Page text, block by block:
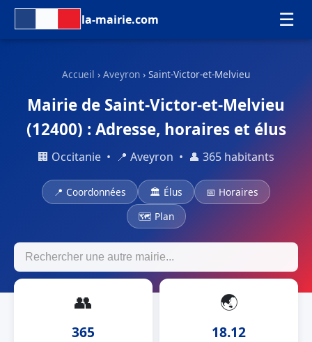
la-mairie.com ☰
Accueil › Aveyron › Saint-Victor-et-Melvieu
Mairie de Saint-Victor-et-Melvieu
(12400) : Adresse, horaires et élus
🏢 Occitanie • 📍 Aveyron • 👤 365 habitants
📍 Coordonnées 🏛 Élus
📅 Horaires
🗺 Plan
👥
365
🌏
18.12